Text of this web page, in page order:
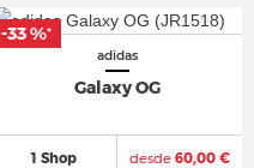
adidas
Galaxy OG
1 Shop desde60,00 €
-33 %*